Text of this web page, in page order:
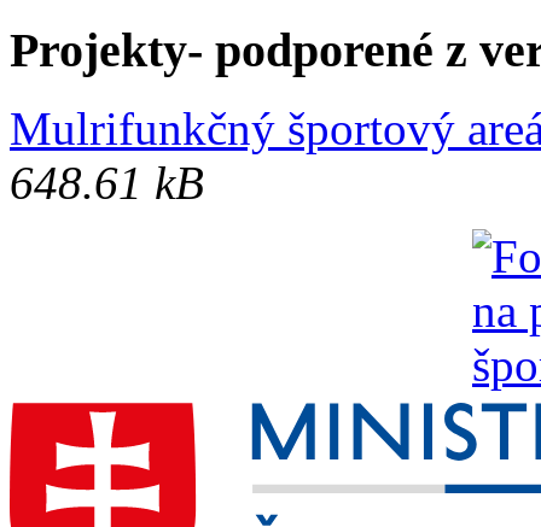
Projekty- podporené z
Mulrifunkčný športový
648.61 kB